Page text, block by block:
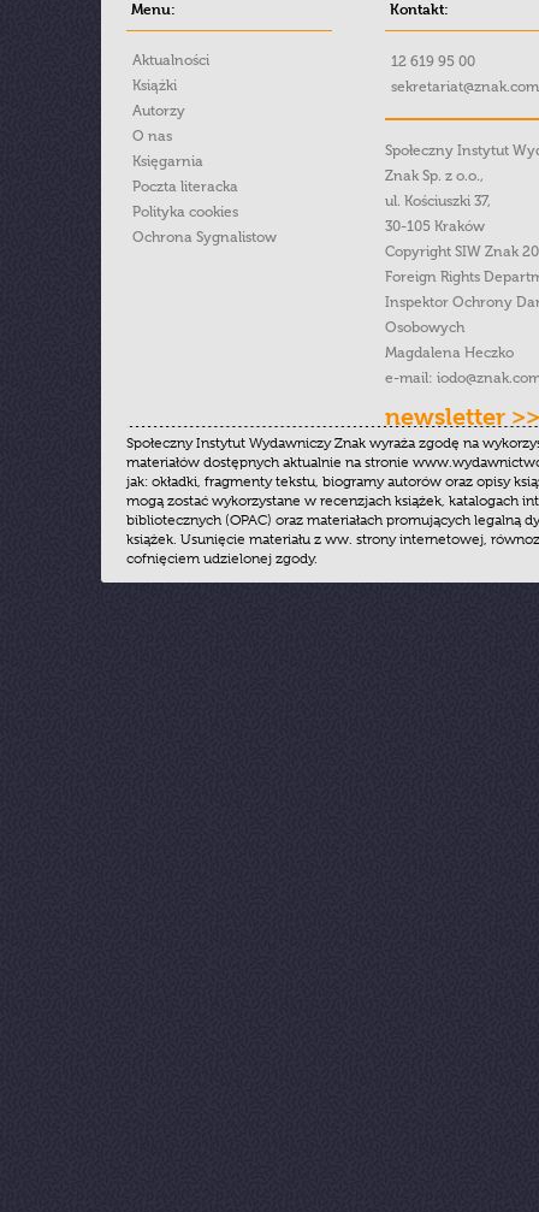
Menu:
Aktualności
Książki
Autorzy
O nas
Księgarnia
Poczta literacka
Polityka cookies
Ochrona Sygnalistow
Kontakt:
12 619 95 00
Społeczny Instytut
Znak Sp. z o.o.,
ul. Kościuszki 37,
30-105 Kraków
Copyright SIW Znak
Foreign Rights
Inspektor Ochrony
Osobowych
Magdalena Heczko
e-mail:
newsletter >>
Społeczny Instytut Wydawniczy Znak wyraża zgodę na
materiałów dostępnych aktualnie na stronie
jak: okładki, fragmenty tekstu, biogramy autorów oraz opisy
mogą zostać wykorzystane w recenzjach książek, katalogach
bibliotecznych (OPAC) oraz materiałach promujących legalną
książek. Usunięcie materiału z ww. strony internetowej,
cofnięciem udzielonej zgody.